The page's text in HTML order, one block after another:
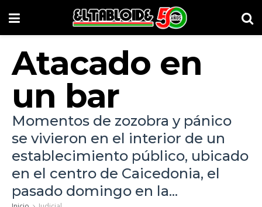
Atacado en
un bar
Momentos de zozobra y pánico
se vivieron en el interior de un
establecimiento público, ubicado
en el centro de Caicedonia, el
pasado domingo en la...